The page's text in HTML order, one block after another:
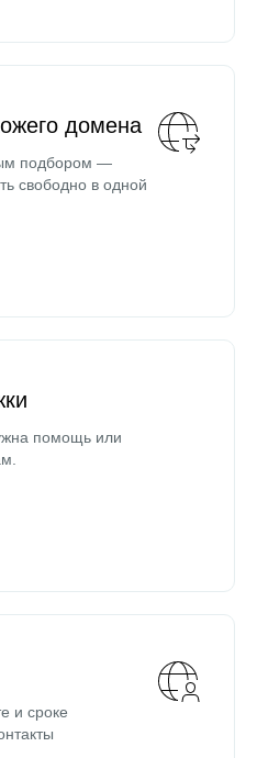
домена
подбором —
свободно в одной
помощь или
и сроке